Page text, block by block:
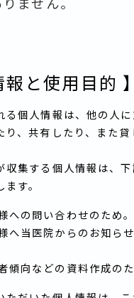
報と使用目的 】
る個人情報は、他の人
り、共有したり、また
収集する個人情報は、
す。
への問い合わせのため。
へ当医院からのお知ら
傾向などの資料作成のた